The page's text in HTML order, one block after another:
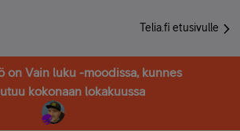
Telia.fi etusivulle
on Vain luku -moodissa, kunnes
kokonaan lokakuussa